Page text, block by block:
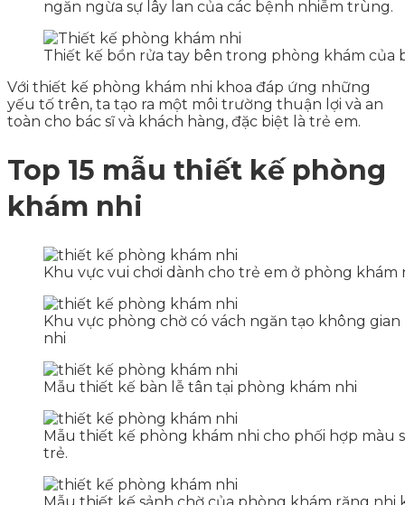
ngăn ngừa sự lây lan của các bệnh nhiễm trùng.
Thiết kế bồn rửa tay bên trong phòng khám của
Với thiết kế phòng khám nhi khoa đáp ứng những
yếu tố trên, ta tạo ra một môi trường thuận lợi và an
toàn cho bác sĩ và khách hàng, đặc biệt là trẻ em.
Top 15 mẫu thiết kế phòng
khám nhi
Khu vực vui chơi dành cho trẻ em ở phòng khám
Khu vực phòng chờ có vách ngăn tạo không
nhi
Mẫu thiết kế bàn lễ tân tại phòng khám nhi
Mẫu thiết kế phòng khám nhi cho phối hợp màu
trẻ.